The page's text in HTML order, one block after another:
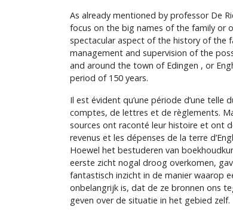
As already mentioned by professor De
focus on the big names of the family or
spectacular aspect of the history of the
management and supervision of the
and around the town of Edingen , or
period of 150 years.
Il est évident qu’une période d’une telle
comptes, de lettres et de règlements.
sources ont raconté leur histoire et ont
revenus et les dépenses de la terre
Hoewel het bestuderen van
eerste zicht nogal droog overkomen,
fantastisch inzicht in de manier waarop
onbelangrijk is, dat de ze bronnen ons
geven over de situatie in het gebied zelf.